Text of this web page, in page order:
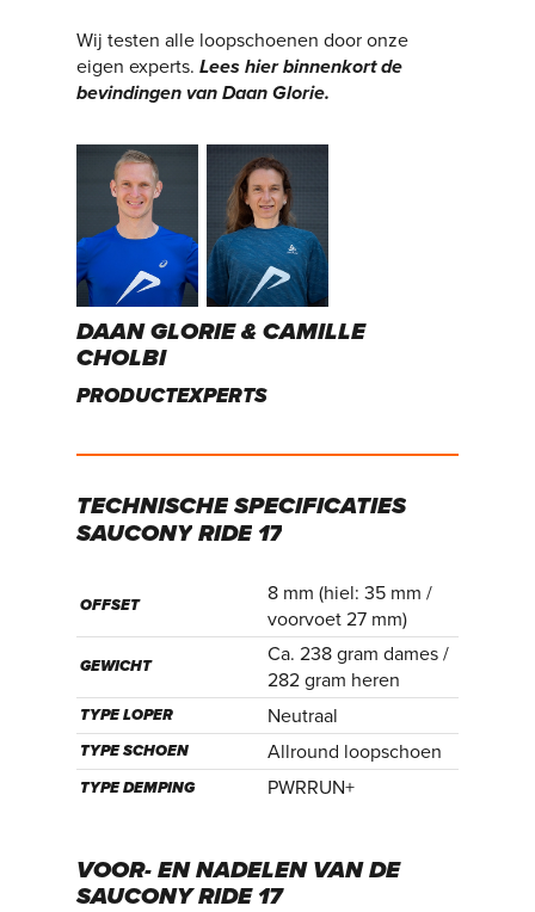
Wij testen alle loopschoenen door onze
eigen experts.Lees hier binnenkort de
bevindingen van Daan Glorie.
DAAN GLORIE & CAMILLE
CHOLBI
PRODUCTEXPERTS
TECHNISCHE SPECIFICATIES
SAUCONY RIDE 17
OFFSET
8 mm (hiel: 35 mm /
voorvoet 27 mm)
GEWICHT
Ca. 238 gram dames /
282 gram heren
TYPE LOPER Neutraal
TYPE SCHOEN Allround loopschoen
TYPE DEMPING PWRRUN+
VOOR- EN NADELEN VAN DE
SAUCONY RIDE 17